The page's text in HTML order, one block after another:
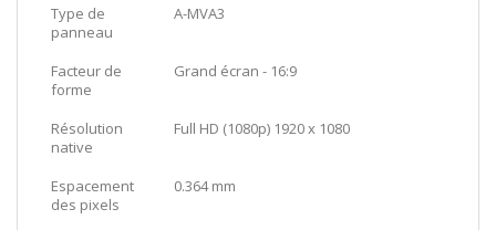
Type de
panneau
A-MVA3
Facteur de
forme
Grand écran - 16:9
Résolution
native
Full HD (1080p) 1920 x 1080
Espacement
des pixels
0.364 mm